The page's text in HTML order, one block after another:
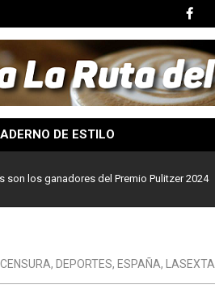
DE ESTILO
ganadores del Premio Pulitzer 2024
CENSURA, DEPORTES, ESPAÑA, LASEXTA